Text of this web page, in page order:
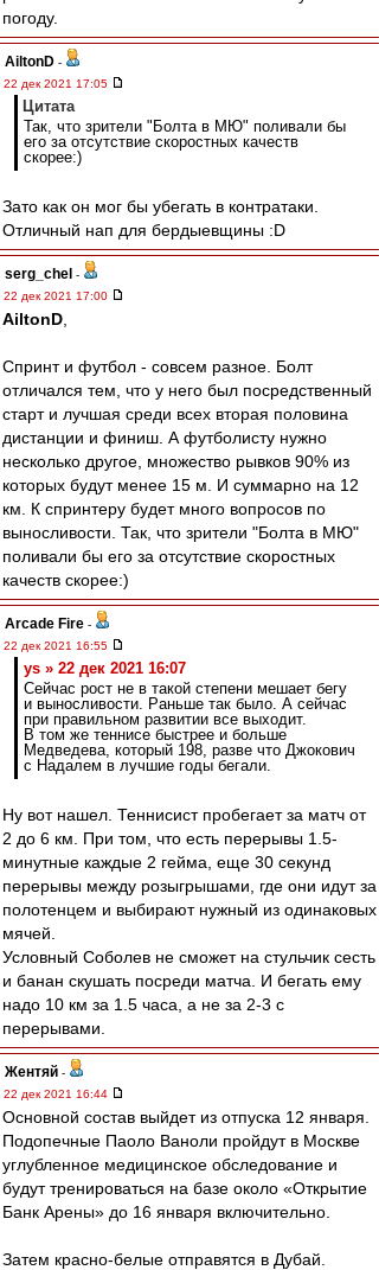
погоду.
AiltonD -
22 дек 2021 17:05
Цитата
Так, что зрители "Болта в МЮ" поливали бы
его за отсутствие скоростных качеств
скорее:)
Зато как он мог бы убегать в контратаки.
Отличный нап для бердыевщины :D
serg_chel -
22 дек 2021 17:00
AiltonD
Спринт и футбол - совсем разное. Болт
отличался тем, что у него был посредственный
старт и лучшая среди всех вторая половина
дистанции и финиш. А футболисту нужно
несколько другое, множество рывков 90% из
которых будут менее 15 м. И суммарно на 12
км. К спринтеру будет много вопросов по
выносливости. Так, что зрители "Болта в МЮ"
поливали бы его за отсутствие скоростных
качеств скорее:)
Arcade Fire -
22 дек 2021 16:55
ys » 22 дек 2021 16:07
Сейчас рост не в такой степени мешает бегу
и выносливости. Раньше так было. А сейчас
при правильном развитии все выходит.
В том же теннисе быстрее и больше
Медведева, который 198, разве что Джокович
с Надалем в лучшие годы бегали.
Ну вот нашел. Теннисист пробегает за матч от
2 до 6 км. При том, что есть перерывы 1.5-
минутные каждые 2 гейма, еще 30 секунд
перерывы между розыгрышами, где они идут за
полотенцем и выбирают нужный из одинаковых
мячей.
Условный Соболев не сможет на стульчик сесть
и банан скушать посреди матча. И бегать ему
надо 10 км за 1.5 часа, а не за 2-3 с
перерывами.
Жентяй -
22 дек 2021 16:44
Основной состав выйдет из отпуска 12 января.
Подопечные Паоло Ваноли пройдут в Москве
углубленное медицинское обследование и
будут тренироваться на базе около «Открытие
Банк Арены» до 16 января включительно.
Затем красно-белые отправятся в Дубай.